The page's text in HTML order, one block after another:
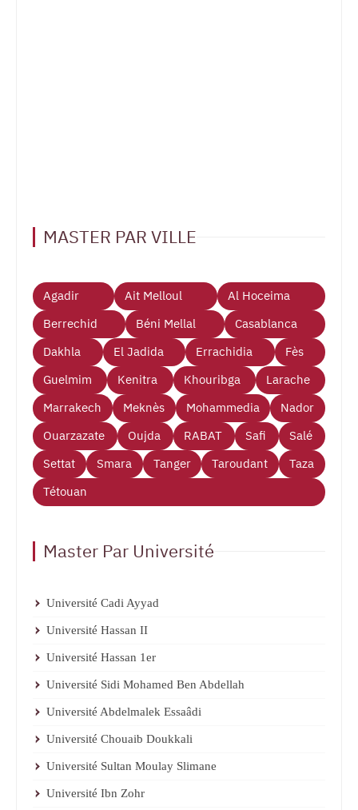
MASTER PAR VILLE
Agadir Ait Melloul
Al Hoceima
Berrechid
Béni Mellal
Casablanca
Dakhla
El Jadida Errachidia
Fès
Guelmim
Kenitra Khouribga
Larache
Marrakech
Meknès Mohammedia
Nador
Ouarzazate
Oujda RABAT Safi
Salé
Settat
Smara Tanger Taroudant
Taza
Tétouan
Master Par Université
Université Cadi Ayyad
Université Hassan II
Université Hassan 1er
Université Sidi Mohamed Ben Abdellah
Université Abdelmalek Essaâdi
Université Chouaib Doukkali
Université Sultan Moulay Slimane
Université Ibn Zohr